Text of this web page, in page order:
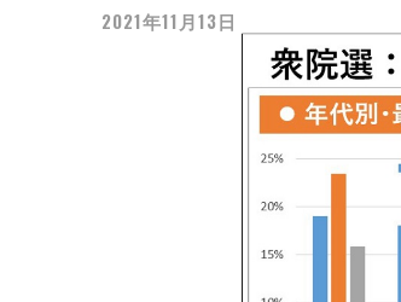
2021年11月13日